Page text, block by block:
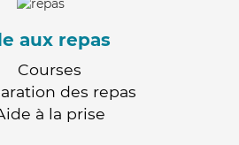
aux repas
Courses
des repas
à la prise